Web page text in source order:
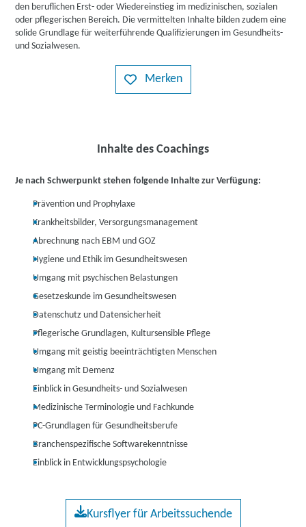
den beruflichen Erst- oder Wiedereinstieg im medizinischen, sozialen
oder pflegerischen Bereich. Die vermittelten Inhalte bilden zudem eine
solide Grundlage für weiterführende Qualifizierungen im Gesundheits-
und Sozialwesen.
Merken
Inhalte des Coachings
Je nach Schwerpunkt stehen folgende Inhalte zur Verfügung:
Prävention und Prophylaxe
Krankheitsbilder, Versorgungsmanagement
Abrechnung nach EBM und GOZ
Hygiene und Ethik im Gesundheitswesen
Umgang mit psychischen Belastungen
Gesetzeskunde im Gesundheitswesen
Datenschutz und Datensicherheit
Pflegerische Grundlagen, Kultursensible Pflege
Umgang mit geistig beeinträchtigten Menschen
Umgang mit Demenz
Einblick in Gesundheits- und Sozialwesen
Medizinische Terminologie und Fachkunde
PC-Grundlagen für Gesundheitsberufe
Branchenspezifische Softwarekenntnisse
Einblick in Entwicklungspsychologie
Kursflyer für Arbeitssuchende